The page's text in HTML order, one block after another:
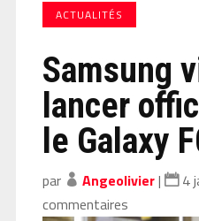
ACTUALITÉS
Samsung
lancer
le Galaxy
par Angeolivier| 4
commentaires